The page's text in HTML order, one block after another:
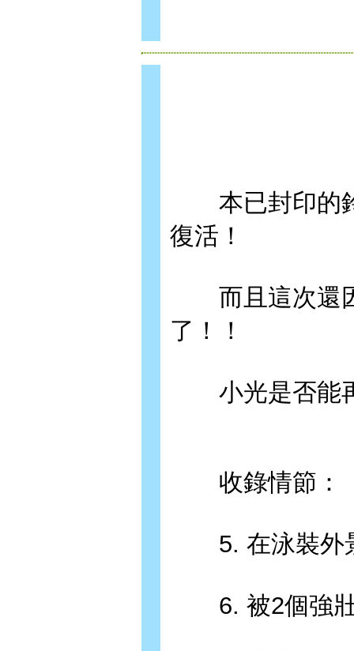
本已封印的鈴
復活！
而且這次還因
了！！
小光是否能再
收錄情節：
5. 在泳裝外
6. 被2個強壯